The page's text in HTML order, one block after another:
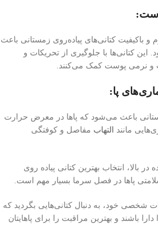
باکیفیت کتانی‌های پیاده‌روی زمستانی باعث
کتانی‌ها با جلوگیری از تحریکات و
نرمی پوست کمک می‌کنند.
باعث می‌شود که پاها در معرض حرارت
مانند
التهاب مفاصل و کوفتگی
بالا، انتخاب بهترین کتانی پیاده روی
پاها در فصل سرما بسیار مهم است.
شخصی خود، به دنبال کتانی‌هایی بگردید که
باشند و بهترین مراقبت را برای پاهایتان